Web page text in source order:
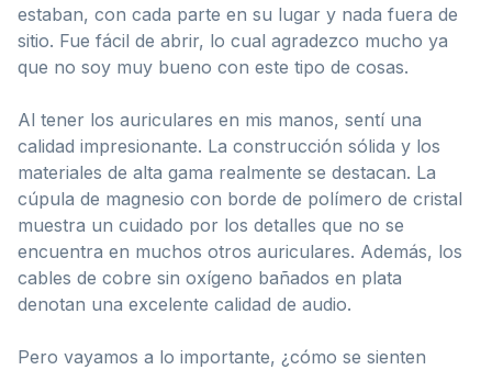
estaban, con cada parte en su lugar y nada fuera de
sitio. Fue fácil de abrir, lo cual agradezco mucho ya
que no soy muy bueno con este tipo de cosas.
Al tener los auriculares en mis manos, sentí una
calidad impresionante. La construcción sólida y los
materiales de alta gama realmente se destacan. La
cúpula de magnesio con borde de polímero de cristal
muestra un cuidado por los detalles que no se
encuentra en muchos otros auriculares. Además, los
cables de cobre sin oxígeno bañados en plata
denotan una excelente calidad de audio.
Pero vayamos a lo importante, ¿cómo se sienten